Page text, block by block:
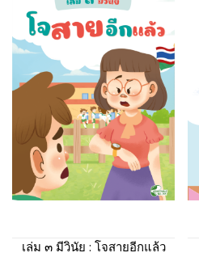
เล่ม ๓ มีวินัย : โจสายอีกแล้ว